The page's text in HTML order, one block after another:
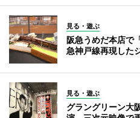
見る・遊ぶ
阪急うめだ本店で
急神戸線再現した
見る・遊ぶ
グラングリーン大